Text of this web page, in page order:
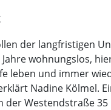
der langfristigen
wohnungslos,
leben und immer
Nadine Kölmel.
der Westendstraße